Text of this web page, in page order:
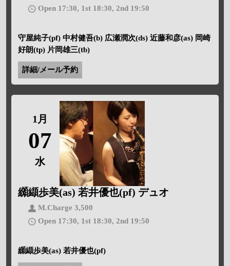
Open 17:30, 1st 18:30, 2nd 19:50
守屋純子(pf) 中村健吾(b) 広瀬潤次(ds) 近藤和彦(as) 岡崎
好朗(tp) 片岡雄三(tb)
詳細/メール予約
1月
07
水
纐纈歩美(as) 若井優也(pf) デュオ
M.Charge 3,500
Open 17:30, 1st 18:30, 2nd 19:50
纐纈歩美(as) 若井優也(pf)